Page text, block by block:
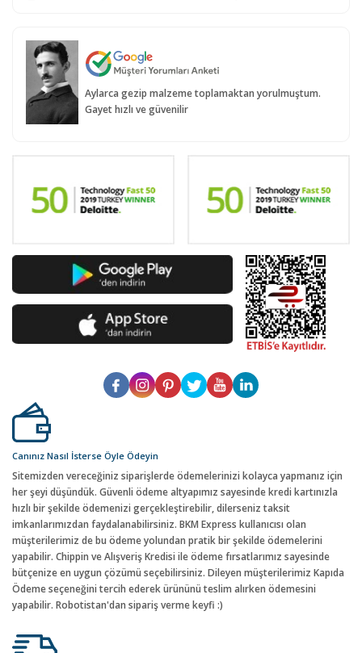
Aylarca gezip malzeme toplamaktan yorulmuştum.
Gayet hızlı ve güvenilir
Canınız Nasıl İsterse Öyle Ödeyin
Sitemizden vereceğiniz siparişlerde ödemelerinizi kolayca yapmanız için
her şeyi düşündük. Güvenli ödeme altyapımız sayesinde kredi kartınızla
hızlı bir şekilde ödemenizi gerçekleştirebilir, dilerseniz taksit
imkanlarımızdan faydalanabilirsiniz. BKM Express kullanıcısı olan
müşterilerimiz de bu ödeme yolundan pratik bir şekilde ödemelerini
yapabilir. Chippin ve Alışveriş Kredisi ile ödeme fırsatlarımız sayesinde
bütçenize en uygun çözümü seçebilirsiniz. Dileyen müşterilerimiz Kapıda
Ödeme seçeneğini tercih ederek ürününü teslim alırken ödemesini
yapabilir. Robotistan'dan sipariş verme keyfi :)